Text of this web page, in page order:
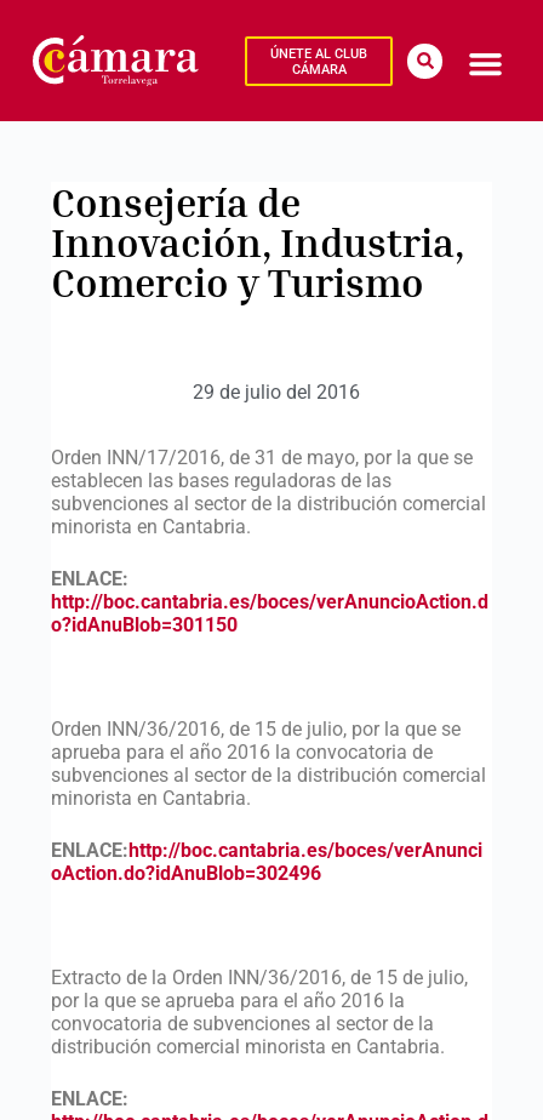
ÚNETE AL CLUB
CÁMARA
Consejería de
Innovación, Industria,
Comercio y Turismo
29 de julio del 2016
Orden INN/17/2016, de 31 de mayo, por la que se
establecen las bases reguladoras de las
subvenciones al sector de la distribución comercial
minorista en Cantabria.
ENLACE:
http://boc.cantabria.es/boces/verAnuncioAction.d
o?idAnuBlob=301150
Orden INN/36/2016, de 15 de julio, por la que se
aprueba para el año 2016 la convocatoria de
subvenciones al sector de la distribución comercial
minorista en Cantabria.
ENLACE:http://boc.cantabria.es/boces/verAnunci
oAction.do?idAnuBlob=302496
Extracto de la Orden INN/36/2016, de 15 de julio,
por la que se aprueba para el año 2016 la
convocatoria de subvenciones al sector de la
distribución comercial minorista en Cantabria.
ENLACE: